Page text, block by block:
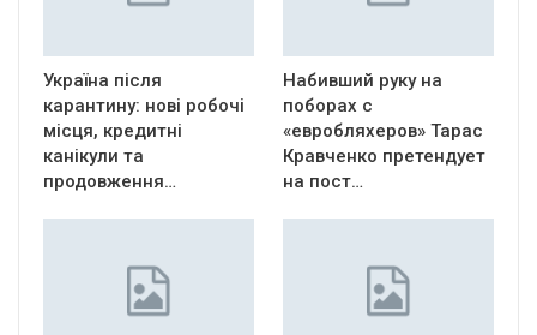
Україна після
карантину: нові робочі
місця, кредитні
канікули та
продовження…
Набивший руку на
поборах с
«евробляхеров» Тарас
Кравченко претендует
на пост…